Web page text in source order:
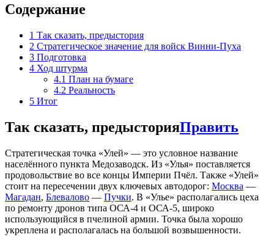
Содержание
1 Так сказать, предыстория
2 Стратегическое значение для войск Винни-Пуха
3 Подготовка
4 Ход штурма
4.1 План на бумаге
4.2 Реальность
5 Итог
Так сказать, предысторияПравить
Стратегическая точка «Улей» — это условное название
населённого пункта Медозаводск. Из «Улья» поставляется
продовольствие во все концы Империи Пчёл. Также «Улей»
стоит на пересечении двух ключевых автодорог: Москва —
Магадан, Блевалово — Пучки. В «Улье» располагались цеха
по ремонту дронов типа ОСА-4 и ОСА-5, широко
использующийся в пчелиной армии. Точка была хорошо
укреплена и располагалась на большой возвышенности.